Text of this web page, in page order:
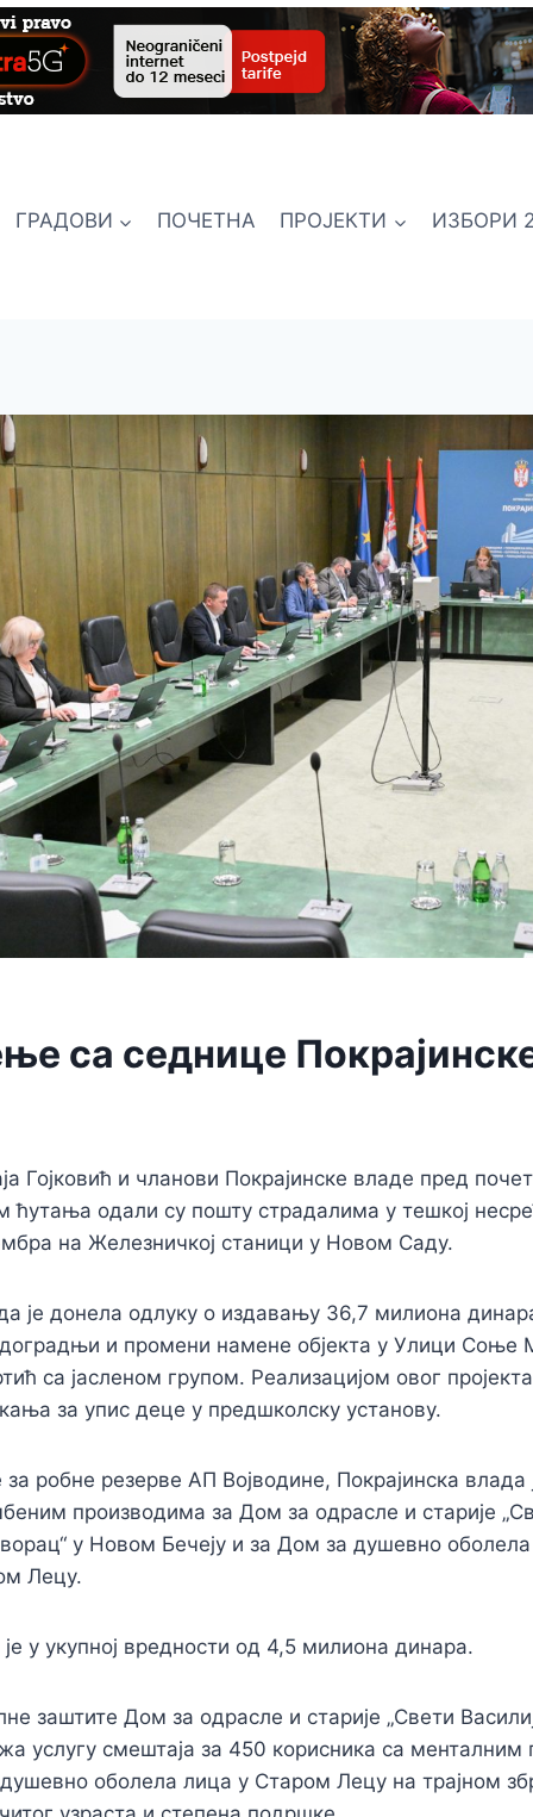
ГРАДОВИ ПОЧЕТНА ПРОЈЕКТИ ИЗБОРИ
са седнице
Гојковић и чланови Покрајинске владе пред
ћутања одали су пошту страдалима у тешкој
на Железничкој станици у Новом Саду.
је донела одлуку о издaвању 36,7 милиона
доградњи и промени намене објекта у Улици Соње
са јасленом групом. Реализацијом овог
за упис деце у предшколску установу.
робне резерве АП Војводине, Покрајинска влада
производима за Дом за одрасле и старије
у Новом Бечеју и за Дом за душевно оболела
Лецу.
у укупној вредности од 4,5 милиона динара.
заштите Дом за одрасле и старије „Свети
услугу смештаја за 450 корисника са
оболела лица у Старом Лецу на трајном